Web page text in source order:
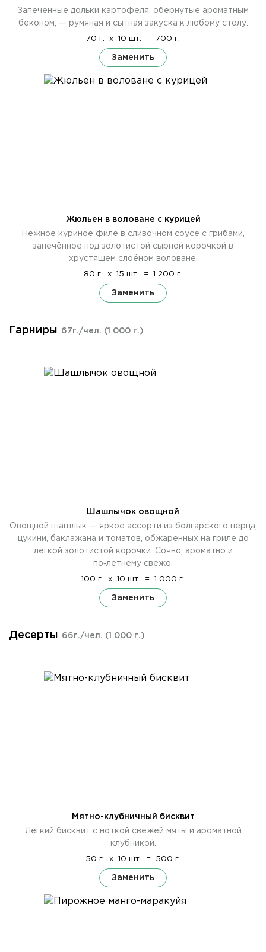
Запечённые дольки картофеля, обёрнутые ароматным
беконом, — румяная и сытная закуска к любому столу.
70 г. x 10 шт. = 700 г.
Заменить
Жюльен в воловане с курицей
Нежное куриное филе в сливочном соусе с грибами,
запечённое под золотистой сырной корочкой в
хрустящем слоёном воловане.
80 г. x 15 шт. = 1 200 г.
Заменить
Гарниры 67г./чел. (1 000 г.)
Шашлычок овощной
Овощной шашлык — яркое ассорти из болгарского перца,
цукини, баклажана и томатов, обжаренных на гриле до
лёгкой золотистой корочки. Сочно, ароматно и
по‑летнему свежо.
100 г. x 10 шт. = 1 000 г.
Заменить
Десерты 66г./чел. (1 000 г.)
Мятно-клубничный бисквит
Лёгкий бисквит с ноткой свежей мяты и ароматной
клубникой.
50 г. x 10 шт. = 500 г.
Заменить